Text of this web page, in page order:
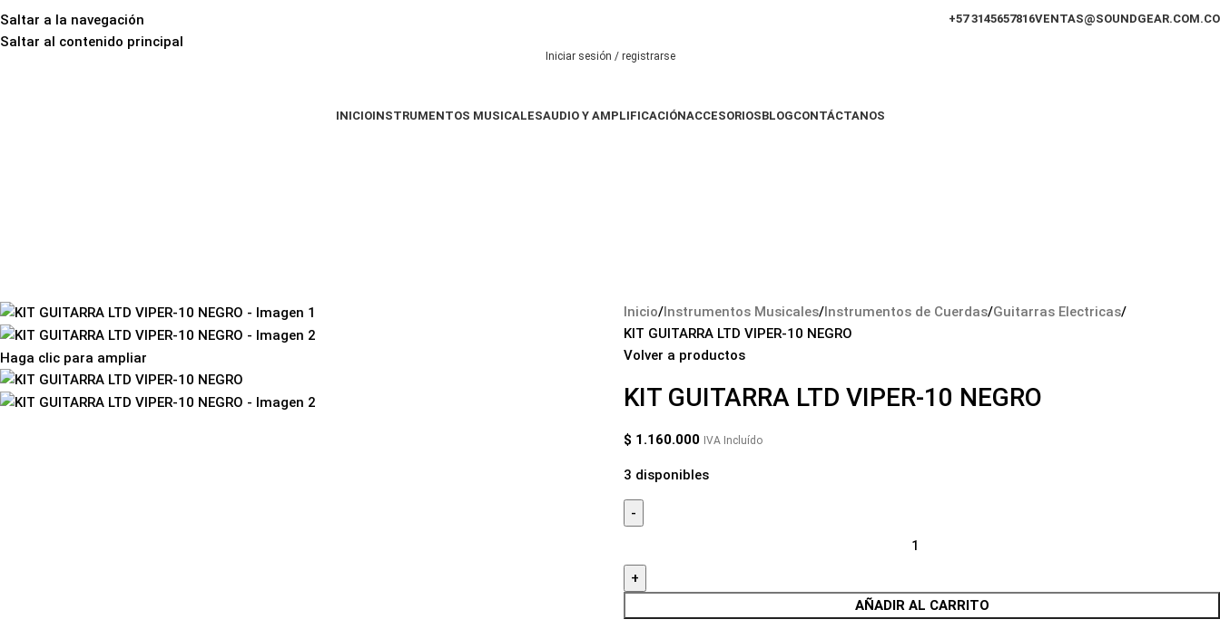
Saltar a la navegación
Saltar al contenido principal
+57 3145657816VENTAS@SOUNDGEAR.COM.CO
Iniciar sesión / registrarse
INICIOINSTRUMENTOS MUSICALESAUDIO Y AMPLIFICACIÓNACCESORIOSBLOGCONTÁCTANOS
Haga clic para ampliar
Inicio Instrumentos Musicales Instrumentos de Cuerdas Guitarras Electricas
KIT GUITARRA LTD VIPER-10 NEGRO
Volver a productos
KIT GUITARRA LTD VIPER-10 NEGRO
$ 1.160.000 IVA Incluído
3 disponibles
AÑADIR AL CARRITO